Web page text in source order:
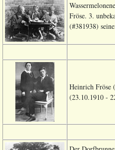
Fröse. 3.
(#381938)
Heinrich Fröse
(23.10.1910 -